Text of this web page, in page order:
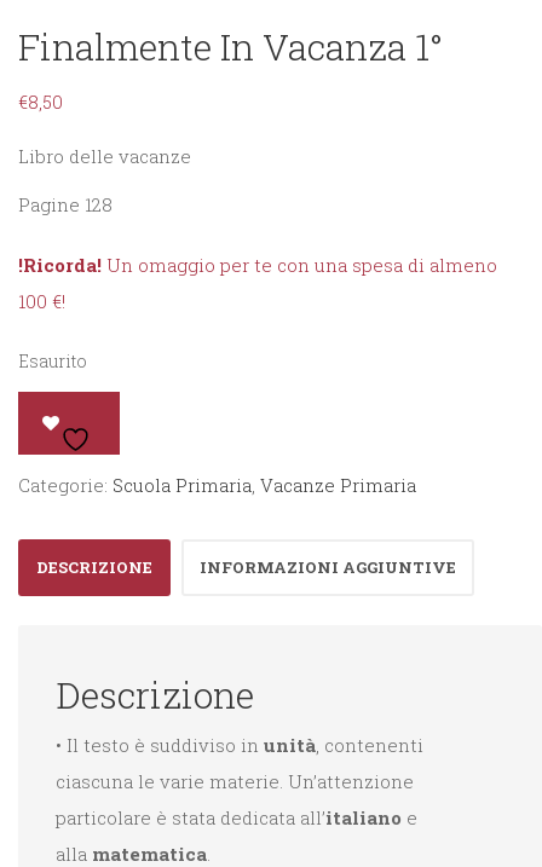
Finalmente In Vacanza 1°
€8,50
Libro delle vacanze
Pagine 128
!Ricorda! Un omaggio per te con una spesa di almeno
100 €!
Esaurito
Categorie: Scuola Primaria Vacanze Primaria
DESCRIZIONE INFORMAZIONI AGGIUNTIVE
Descrizione
• Il testo è suddiviso in unità , contenenti
ciascuna le varie materie. Un’attenzione
particolare è stata dedicata all’italiano e
alla matematica